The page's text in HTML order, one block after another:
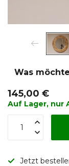
Was
145,00 €
Auf Lager, nur
Jetzt